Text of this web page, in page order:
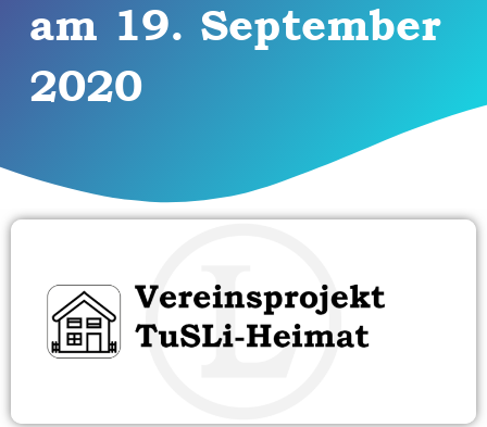
am 19. September
2020